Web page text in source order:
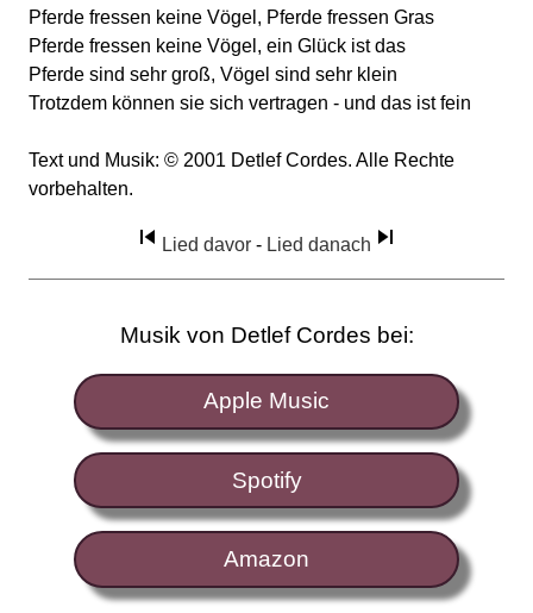
Pferde fressen keine Vögel, Pferde fressen Gras
Pferde fressen keine Vögel, ein Glück ist das
Pferde sind sehr groß, Vögel sind sehr klein
Trotzdem können sie sich vertragen - und das ist fein
Text und Musik: © 2001 Detlef Cordes. Alle Rechte
vorbehalten.
Lied davor - Lied danach
Musik von Detlef Cordes bei:
Apple Music
Spotify
Amazon